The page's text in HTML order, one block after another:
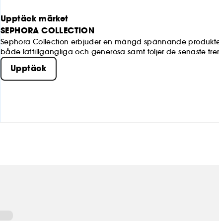
Upptäck märket
SEPHORA COLLECTION
Sephora Collection erbjuder en mängd spännande
både lättillgängliga och generösa samt följer de senaste
att skapa och uppdatera din egen look närhelst du har lust!
Upptäck